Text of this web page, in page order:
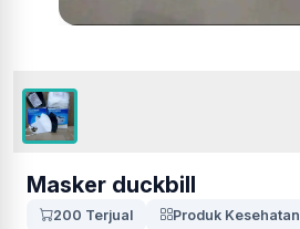
Masker duckbill
200 Terjual
Produk Kesehatan